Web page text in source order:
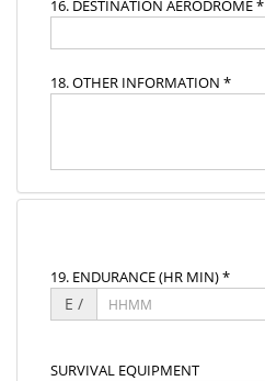
16. DESTINATION AERODROME *
18. OTHER INFORMATION *
19. ENDURANCE (HR MIN) *
E /
SURVIVAL EQUIPMENT